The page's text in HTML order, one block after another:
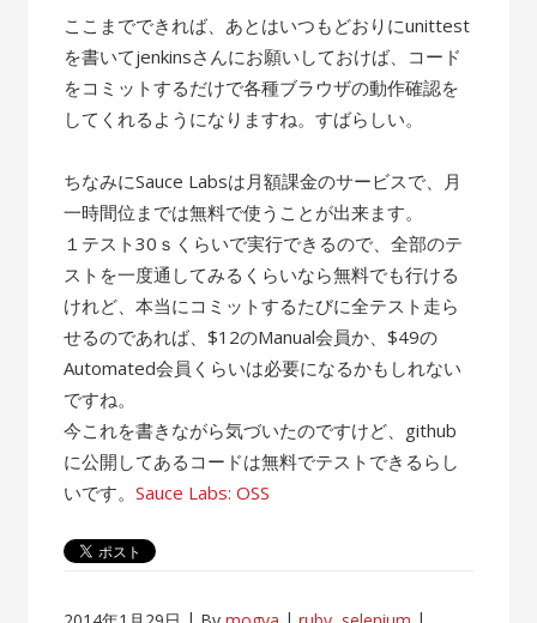
ここまでできれば、あとはいつもどおりにunittest
を書いてjenkinsさんにお願いしておけば、コード
をコミットするだけで各種ブラウザの動作確認を
してくれるようになりますね。すばらしい。
ちなみにSauce Labsは月額課金のサービスで、月
一時間位までは無料で使うことが出来ます。
１テスト30ｓくらいで実行できるので、全部のテ
ストを一度通してみるくらいなら無料でも行ける
けれど、本当にコミットするたびに全テスト走ら
せるのであれば、$12のManual会員か、$49の
Automated会員くらいは必要になるかもしれない
ですね。
今これを書きながら気づいたのですけど、github
に公開してあるコードは無料でテストできるらし
いです。Sauce Labs: OSS